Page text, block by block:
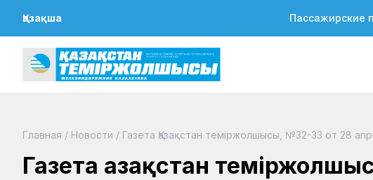
Қазақша Пассажирские
Главная / Новости / Газета Қазақстан теміржолшысы, №32-33 от 28
Газета Қазақстан